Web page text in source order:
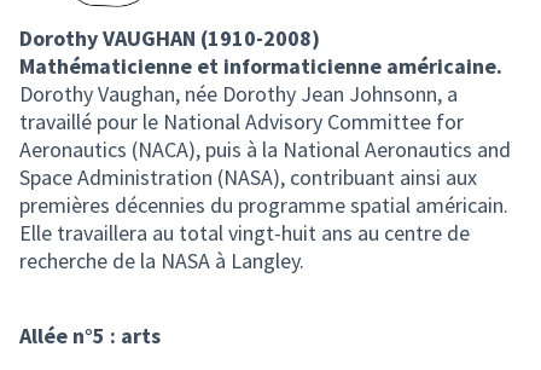
Dorothy VAUGHAN (1910-2008)
Mathématicienne et informaticienne américaine.
Dorothy Vaughan, née Dorothy Jean Johnsonn, a
travaillé pour le National Advisory Committee for
Aeronautics (NACA), puis à la National Aeronautics and
Space Administration (NASA), contribuant ainsi aux
premières décennies du programme spatial américain.
Elle travaillera au total vingt-huit ans au centre de
recherche de la NASA à Langley.
Allée n°5 : arts